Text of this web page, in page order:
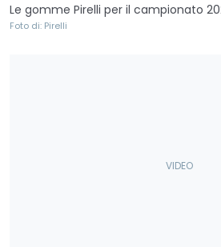
Le gomme Pirelli per il campionato
Foto di: Pirelli